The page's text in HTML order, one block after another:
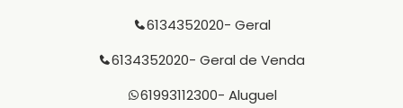
6134352020- Geral
6134352020- Geral de Venda
61993112300- Aluguel